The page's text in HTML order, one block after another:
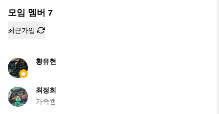
모임 멤버 7
최근가입
황유현
최정희
가족캠